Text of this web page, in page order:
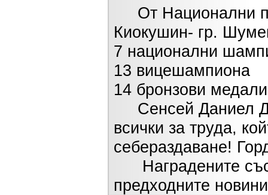
От Национални
Киокушин- гр.
7 национални
13 вицешампиона
14 бронзови
Сенсей Даниел
всички за труда,
себераздаване!
Наградените
предходните